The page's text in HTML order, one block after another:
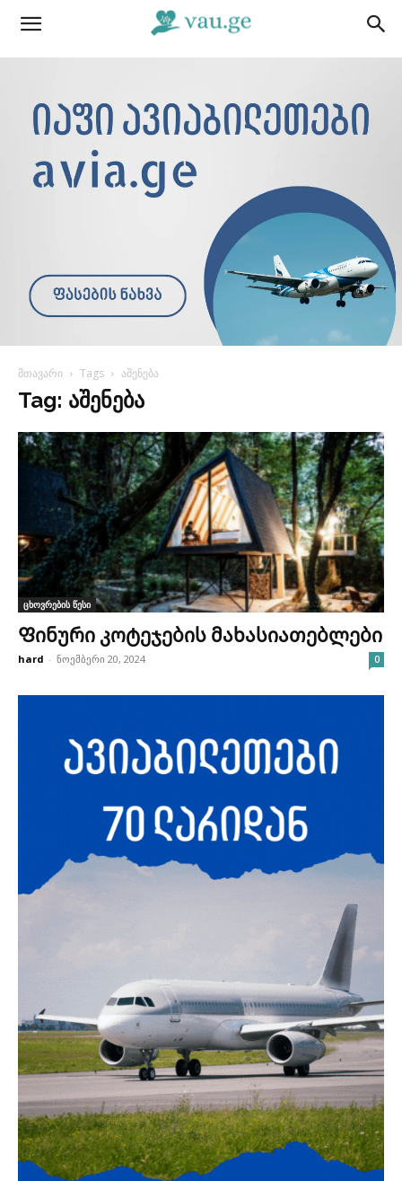
მთავარი Tags აშენება
Tag: აშენება
ცხოვრების წესი
Ფინური კოტეჯების მახასიათებლები
hard - ნოემბერი 20, 2024 0